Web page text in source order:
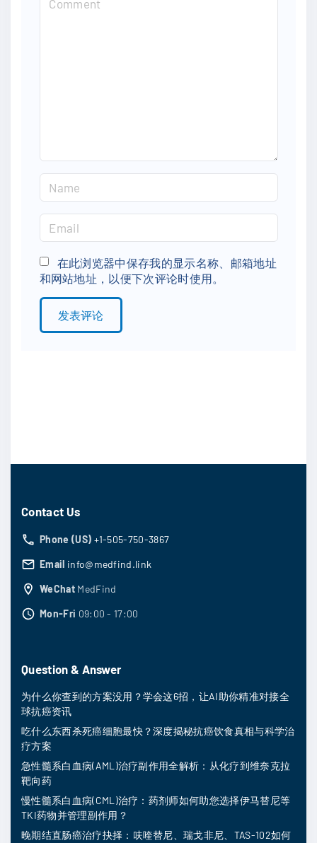
a
e
*
m
a
i
l
在此浏览器中保存我的显示名称、邮箱地址
和网站地址，以便下次评论时使用。
Contact Us
Phone (US) +1-505-750-3867
Email info@medfind.link
WeChat MedFind
Mon-Fri 09:00 - 17:00
Question & Answer
为什么你查到的方案没用？学会这6招，让AI助你精准对接全
球抗癌资讯
吃什么东西杀死癌细胞最快？深度揭秘抗癌饮食真相与科学治
疗方案
急性髓系白血病(AML)治疗副作用全解析：从化疗到维奈克拉
靶向药
慢性髓系白血病(CML)治疗：药剂师如何助您选择伊马替尼等
TKI药物并管理副作用？
晚期结直肠癌治疗抉择：呋喹替尼、瑞戈非尼、TAS-102如何